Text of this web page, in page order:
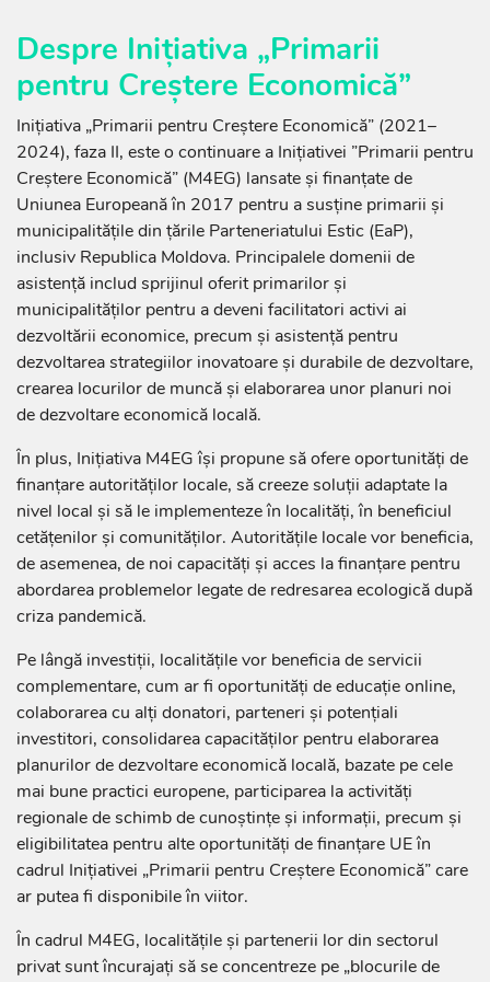
Despre Inițiativa „Primarii
pentru Creștere Economică”
Inițiativa „Primarii pentru Creștere Economică” (2021–
2024), faza II, este o continuare a Inițiativei ”Primarii pentru
Creștere Economică” (M4EG) lansate și finanțate de
Uniunea Europeană în 2017 pentru a susține primarii și
municipalitățile din țările Parteneriatului Estic (EaP),
inclusiv Republica Moldova. Principalele domenii de
asistență includ sprijinul oferit primarilor și
municipalităților pentru a deveni facilitatori activi ai
dezvoltării economice, precum și asistență pentru
dezvoltarea strategiilor inovatoare și durabile de dezvoltare,
crearea locurilor de muncă și elaborarea unor planuri noi
de dezvoltare economică locală.
În plus, Inițiativa M4EG își propune să ofere oportunități de
finanțare autorităților locale, să creeze soluții adaptate la
nivel local și să le implementeze în localități, în beneficiul
cetățenilor și comunităților. Autoritățile locale vor beneficia,
de asemenea, de noi capacități și acces la finanțare pentru
abordarea problemelor legate de redresarea ecologică după
criza pandemică.
Pe lângă investiții, localitățile vor beneficia de servicii
complementare, cum ar fi oportunități de educație online,
colaborarea cu alți donatori, parteneri și potențiali
investitori, consolidarea capacităților pentru elaborarea
planurilor de dezvoltare economică locală, bazate pe cele
mai bune practici europene, participarea la activități
regionale de schimb de cunoștințe și informații, precum și
eligibilitatea pentru alte oportunități de finanțare UE în
cadrul Inițiativei „Primarii pentru Creștere Economică” care
ar putea fi disponibile în viitor.
În cadrul M4EG, localitățile și partenerii lor din sectorul
privat sunt încurajați să se concentreze pe „blocurile de